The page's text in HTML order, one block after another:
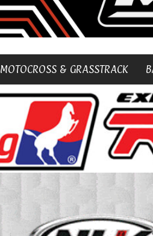
MOTOCROSS & GRASSTRACK